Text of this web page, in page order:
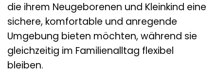
die ihrem Neugeborenen und Kleinkind eine
sichere, komfortable und anregende
Umgebung bieten möchten, während sie
gleichzeitig im Familienalltag flexibel
bleiben.